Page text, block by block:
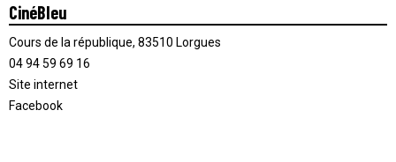
CinéBleu
Cours de la république, 83510 Lorgues
04 94 59 69 16
Site internet
Facebook